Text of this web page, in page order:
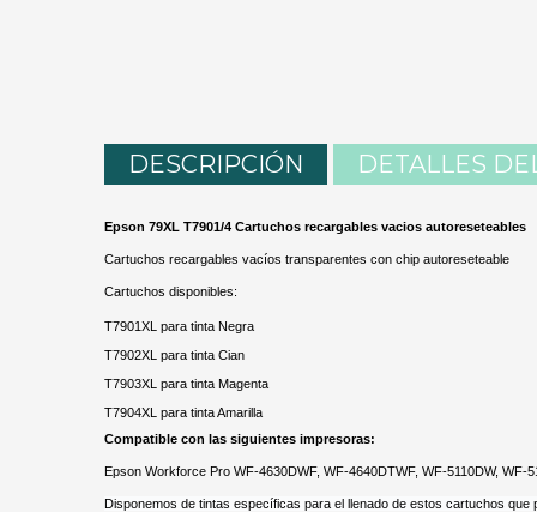
DESCRIPCIÓN DETALLES
Epson 79XL T7901/4 Cartuchos recargables vacios autoreseteables
Cartuchos recargables vacíos transparentes con chip autoreseteable
Cartuchos disponibles:
T7901XL para tinta Negra
T7902XL para tinta Cian
T7903XL para tinta Magenta
T7904XL para tinta Amarilla
Compatible con las siguientes impresoras:
Epson Workforce Pro WF-4630DWF, WF-4640DTWF, WF-5110DW, WF-
Disponemos de tintas específicas para el llenado de estos cartuchos